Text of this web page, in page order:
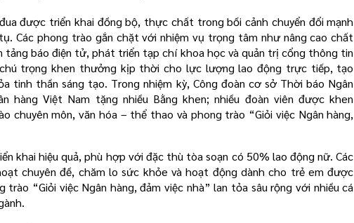
được triển khai đồng bộ, thực chất trong bối cảnh chuyển đổi mạnh
Các phong trào gắn chặt với nhiệm vụ trọng tâm như nâng cao chất
tảng báo điện tử, phát triển tạp chí khoa học và quản trị cổng thông tin
trọng khen thưởng kịp thời cho lực lượng lao động trực tiếp, tạo
tinh thần sáng tạo. Trong nhiệm kỳ, Công đoàn cơ sở Thời báo Ngân
hàng Việt Nam tặng nhiều Bằng khen; nhiều đoàn viên được khen
chuyên môn, văn hóa – thể thao và phong trào “Giỏi việc Ngân hàng,
khai hiệu quả, phù hợp với đặc thù tòa soạn có 50% lao động nữ. Các
chuyên đề, chăm lo sức khỏe và hoạt động dành cho trẻ em được
“Giỏi việc Ngân hàng, đảm việc nhà” lan tỏa sâu rộng với nhiều cá